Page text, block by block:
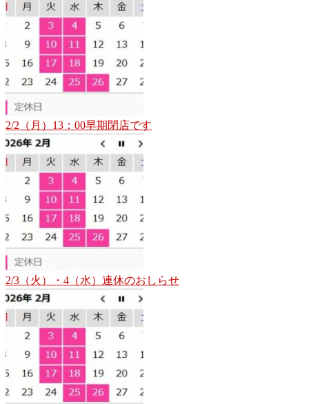
2/2（月）13：00早期閉店です
2/3（火）・4（水）連休のおしらせ